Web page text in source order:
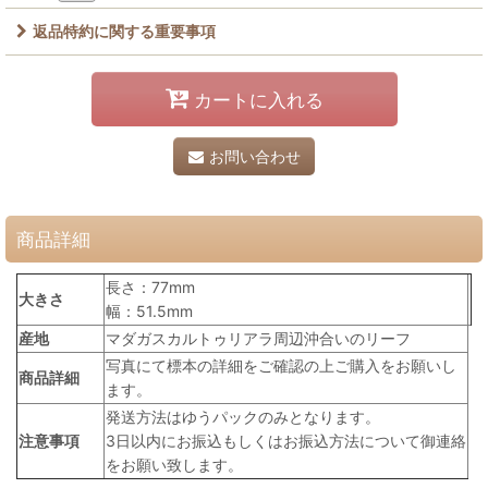
返品特約に関する重要事項
カートに入れる
お問い合わせ
商品詳細
大きさ
長さ：77mm
幅：51.5mm
産地
マダガスカルトゥリアラ周辺沖合いのリーフ
商品詳細
写真にて標本の詳細をご確認の上ご購入をお願いし
ます。
注意事項
発送方法はゆうパックのみとなります。
3日以内にお振込もしくはお振込方法について御連絡
をお願い致します。